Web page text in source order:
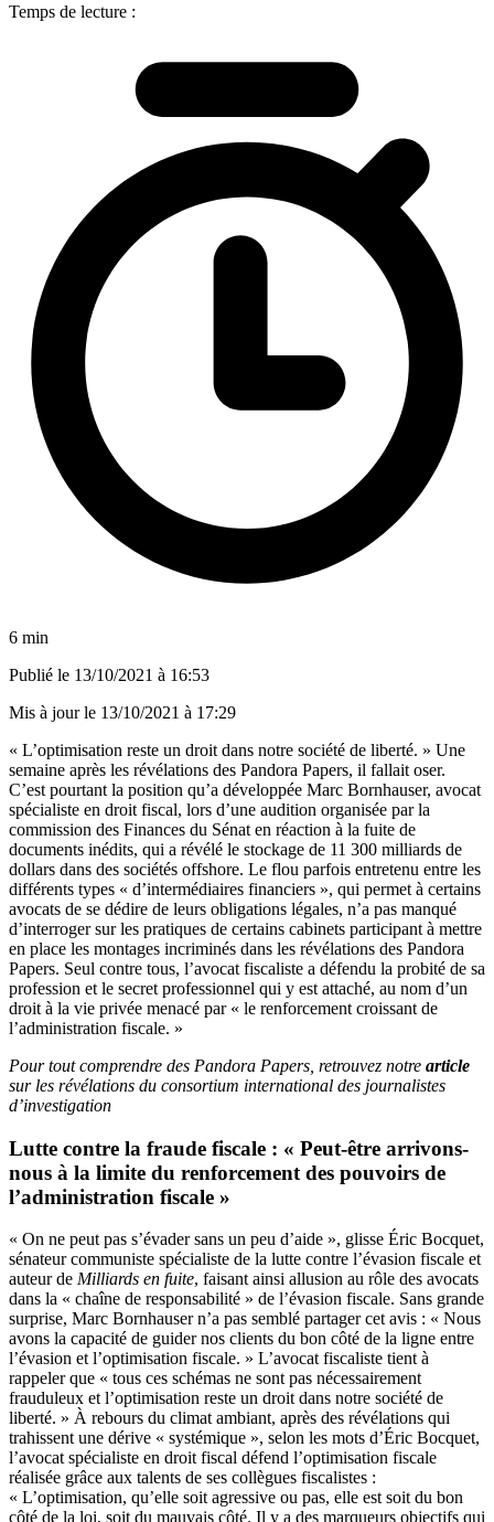
Temps de lecture :
6 min
Publié le 13/10/2021 à 16:53
Mis à jour le 13/10/2021 à 17:29
« L’optimisation reste un droit dans notre société de liberté. » Une
semaine après les révélations des Pandora Papers, il fallait oser.
C’est pourtant la position qu’a développée Marc Bornhauser, avocat
spécialiste en droit fiscal, lors d’une audition organisée par la
commission des Finances du Sénat en réaction à la fuite de
documents inédits, qui a révélé le stockage de 11 300 milliards de
dollars dans des sociétés offshore. Le flou parfois entretenu entre les
différents types « d’intermédiaires financiers », qui permet à certains
avocats de se dédire de leurs obligations légales, n’a pas manqué
d’interroger sur les pratiques de certains cabinets participant à mettre
en place les montages incriminés dans les révélations des Pandora
Papers. Seul contre tous, l’avocat fiscaliste a défendu la probité de sa
profession et le secret professionnel qui y est attaché, au nom d’un
droit à la vie privée menacé par « le renforcement croissant de
l’administration fiscale. »
Pour tout comprendre des Pandora Papers, retrouvez notre article
sur les révélations du consortium international des journalistes
d’investigation
Lutte contre la fraude fiscale : « Peut-être arrivons-
nous à la limite du renforcement des pouvoirs de
l’administration fiscale »
« On ne peut pas s’évader sans un peu d’aide », glisse Éric Bocquet,
sénateur communiste spécialiste de la lutte contre l’évasion fiscale et
auteur de Milliards en fuite, faisant ainsi allusion au rôle des avocats
dans la « chaîne de responsabilité » de l’évasion fiscale. Sans grande
surprise, Marc Bornhauser n’a pas semblé partager cet avis : « Nous
avons la capacité de guider nos clients du bon côté de la ligne entre
l’évasion et l’optimisation fiscale. » L’avocat fiscaliste tient à
rappeler que « tous ces schémas ne sont pas nécessairement
frauduleux et l’optimisation reste un droit dans notre société de
liberté. » À rebours du climat ambiant, après des révélations qui
trahissent une dérive « systémique », selon les mots d’Éric Bocquet,
l’avocat spécialiste en droit fiscal défend l’optimisation fiscale
réalisée grâce aux talents de ses collègues fiscalistes :
« L’optimisation, qu’elle soit agressive ou pas, elle est soit du bon
côté de la loi, soit du mauvais côté. Il y a des marqueurs objectifs qui